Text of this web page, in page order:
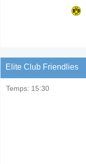
Elite Club Friendlies
Temps: 15:30